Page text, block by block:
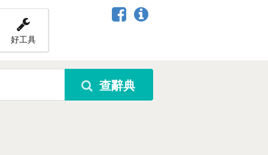
好工具
查辭典